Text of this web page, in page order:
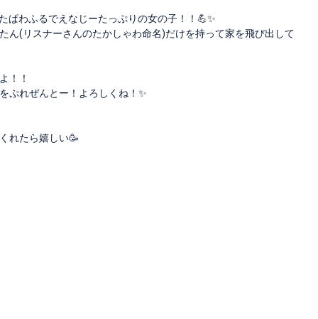
わふるでえなじーたっぷりの女の子！！💪✨
ん(リスナーさんのたかしゃわ命名)だけを持って家を飛び出して
！！
ぷれぜんとー！よろしくね！✨
れたら嬉しい🥳